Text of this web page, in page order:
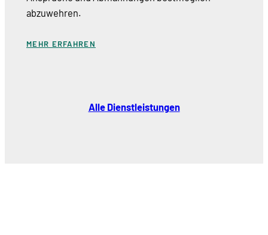
abzuwehren.
MEHR ERFAHREN
Alle Dienstleistungen